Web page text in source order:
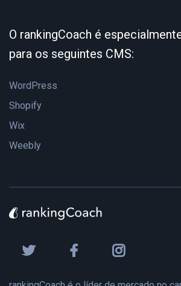
O rankingCoach é
para os seguintes CMS:
WordPress
Shopify
Wix
Weebly